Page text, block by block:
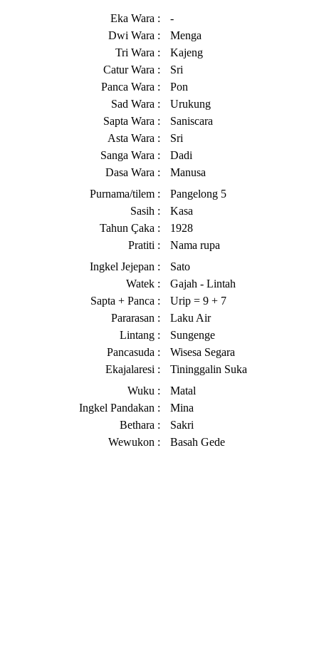
Eka Wara :
-
Dwi Wara :
Menga
Tri Wara :
Kajeng
Catur Wara :
Sri
Panca Wara :
Pon
Sad Wara :
Urukung
Sapta Wara :
Saniscara
Asta Wara :
Sri
Sanga Wara :
Dadi
Dasa Wara :
Manusa
Purnama/tilem :
Pangelong 5
Sasih :
Kasa
Tahun Çaka :
1928
Pratiti :
Nama rupa
Ingkel Jejepan :
Sato
Watek :
Gajah - Lintah
Sapta + Panca :
Urip = 9 + 7
Pararasan :
Laku Air
Lintang :
Sungenge
Pancasuda :
Wisesa Segara
Ekajalaresi :
Tininggalin Suka
Wuku :
Matal
Ingkel Pandakan :
Mina
Bethara :
Sakri
Wewukon :
Basah Gede